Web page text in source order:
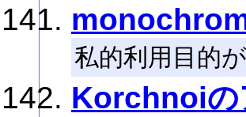
私的利用目的
Korchnoiの